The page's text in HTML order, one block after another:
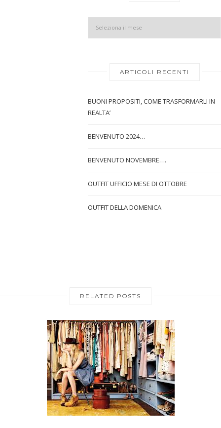
ARTICOLI RECENTI
BUONI PROPOSITI, COME TRASFORMARLI IN
REALTA’
BENVENUTO 2024…
BENVENUTO NOVEMBRE….
OUTFIT UFFICIO MESE DI OTTOBRE
OUTFIT DELLA DOMENICA
RELATED POSTS